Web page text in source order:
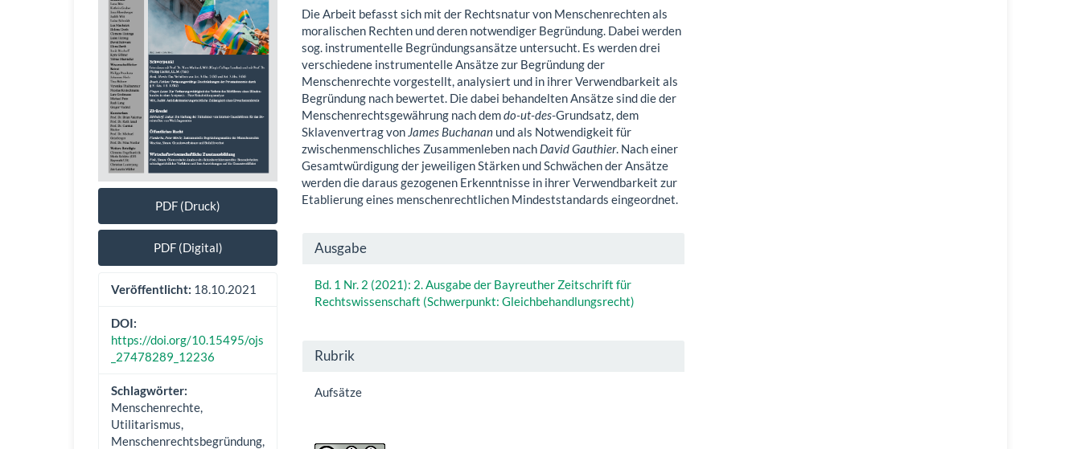
PDF (Druck)
PDF (Digital)
Veröffentlicht: 18.10.2021
DOI:
https://doi.org/10.15495/ojs
_27478289_12236
Schlagwörter:
Menschenrechte,
Utilitarismus,
Menschenrechtsbegründung,
Die Arbeit befasst sich mit der Rechtsnatur von Menschenrechten als
moralischen Rechten und deren notwendiger Begründung. Dabei werden
sog. instrumentelle Begründungsansätze untersucht. Es werden drei
verschiedene instrumentelle Ansätze zur Begründung der
Menschenrechte vorgestellt, analysiert und in ihrer Verwendbarkeit als
Begründung nach bewertet. Die dabei behandelten Ansätze sind die der
Menschenrechtsgewährung nach demdo-ut-des-Grundsatz, dem
Sklavenvertrag von James Buchanan und als Notwendigkeit für
zwischenmenschliches Zusammenleben nach David Gauthier. Nach einer
Gesamtwürdigung der jeweiligen Stärken und Schwächen der Ansätze
werden die daraus gezogenen Erkenntnisse in ihrer Verwendbarkeit zur
Etablierung eines menschenrechtlichen Mindeststandards eingeordnet.
Artikel-
Details
Ausgabe
Bd. 1 Nr. 2 (2021): 2. Ausgabe der Bayreuther Zeitschrift für
Rechtswissenschaft (Schwerpunkt: Gleichbehandlungsrecht)
Rubrik
Aufsätze